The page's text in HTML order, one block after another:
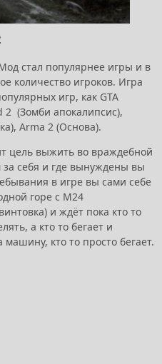
стал популярнее игры и в
количество игроков. Игра
игр, как GTA
2 (Зомби апокалипсис),
Arma 2 (Основа).
цель выжить во враждебной
себя и где вынуждены вы
в игре вы сами себе
горе с М24
и ждёт пока кто то
а кто то бегает и
машину, кто то просто бегает.